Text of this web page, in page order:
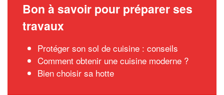
Bon à savoir pour préparer ses
travaux
Protéger son sol de cuisine : conseils
Comment obtenir une cuisine moderne ?
Bien choisir sa hotte